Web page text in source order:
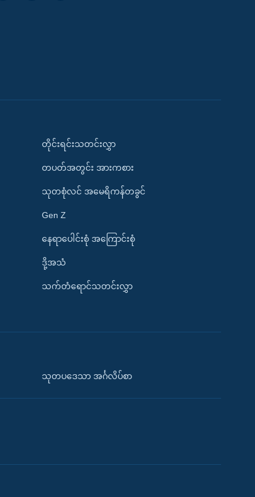
တိုင်းရင်းသတင်းလွှာ
တပတ်အတွင်း အားကစား
သုတစုံလင် အမေရိကန်တခွင်
Gen Z
နေရာပေါင်းစုံ အကြောင်းစုံ
ဒို့အသံ
သက်တံရောင်သတင်းလွှာ
သုတပဒေသာ အင်္ဂလိပ်စာ